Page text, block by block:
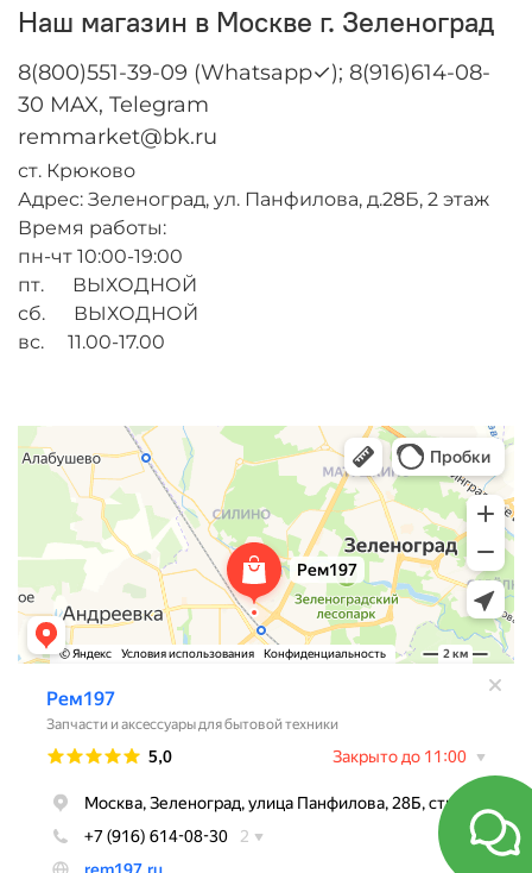
Наш магазин в Москве г. Зеленоград
8(800)551-39-09 (Whatsapp✓); 8(916)614-08-
30 MAX, Telegram
remmarket@bk.ru
ст. Крюково
Адрес: Зеленоград, ул. Панфилова, д.28Б, 2 этаж
Время работы:
пн-чт 10:00-19:00
пт. ВЫХОДНОЙ
сб. ВЫХОДНОЙ
вс. 11.00-17.00